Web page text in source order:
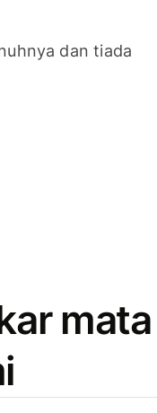
dan tiada
mata